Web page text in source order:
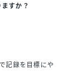
すか？
記録を目標にや